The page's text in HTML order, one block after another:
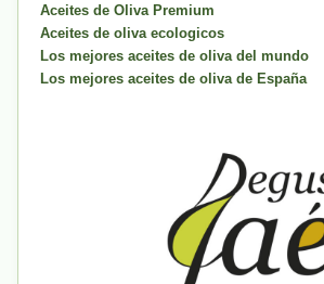
Aceites de Oliva Premium
Aceites de oliva ecologicos
Los mejores aceites de oliva del mundo
Los mejores aceites de oliva de España